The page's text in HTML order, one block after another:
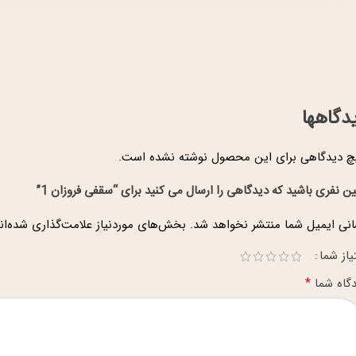
دیدگاهی برای این محصول نوشته نشده است.
نفری باشید که دیدگاهی را ارسال می کنید برای “سقفی فروزان 1”
ایمیل شما منتشر نخواهد شد. بخش‌های موردنیاز علامت‌گذاری
شما
شما *